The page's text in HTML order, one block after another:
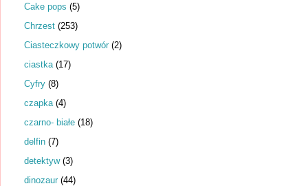
Cake pops (5)
Chrzest (253)
Ciasteczkowy potwór (2)
ciastka (17)
Cyfry (8)
czapka (4)
czarno- białe (18)
delfin (7)
detektyw (3)
dinozaur (44)